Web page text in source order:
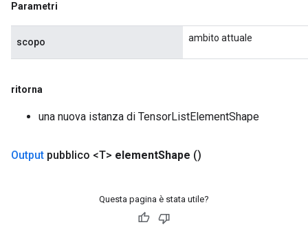
Parametri
scopo ambito attuale
ritorna
una nuova istanza di TensorListElementShape
Output pubblico <T> elementShape ()
Questa pagina è stata utile?